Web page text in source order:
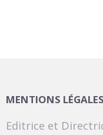
MENTIONS LÉGALES
Editrice et